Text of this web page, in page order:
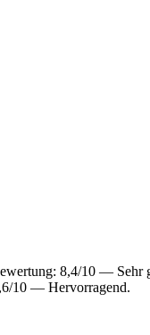
8,4/10 — Sehr
10 — Hervorragend.